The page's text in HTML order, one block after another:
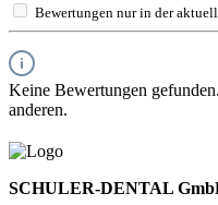
Bewertungen nur in der
Keine Bewertungen
anderen.
SCHULER-DENTAL